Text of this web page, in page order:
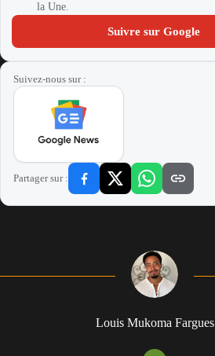
la Une.
Suivre sur Google
Suivez-nous sur :
Partager sur :
Louis Mukoma Fargues